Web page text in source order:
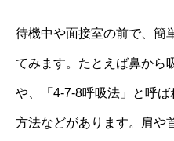
待機中や面接室の前で、簡
てみます。たとえば鼻から
や、「4-7-8呼吸法」と呼
方法などがあります。肩や